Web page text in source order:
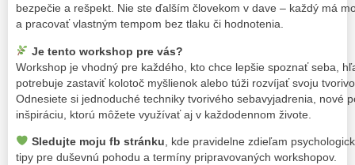
bezpečie a rešpekt. Nie ste ďalším človekom v dave – každý má
a pracovať vlastným tempom bez tlaku či hodnotenia.
Je tento workshop pre vás?
Workshop je vhodný pre každého, kto chce lepšie spoznať seba,
potrebuje zastaviť kolotoč myšlienok alebo túži rozvíjať svoju
Odnesiete si jednoduché techniky tvorivého sebavyjadrenia, nové
inšpiráciu, ktorú môžete využívať aj v každodennom živote.
Sledujte moju fb stránku , kde pravidelne zdieľam
tipy pre duševnú pohodu a termíny pripravovaných workshopov.